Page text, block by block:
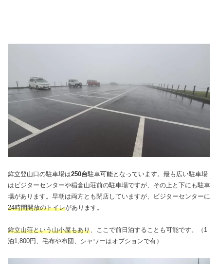
鉾立登山口の駐車場は250台駐車可能となっています。最も広い駐車場
はビジターセンターや稲倉山荘前の駐車場ですが、その上と下にも駐車
場があります。早朝は両方とも閉店していますが、ビジターセンターに
24時間開放のトイレがあります。
鉾立山荘という山小屋もあり、ここで前日泊することも可能です。（1
泊1,800円、毛布や布団、シャワーはオプションで有）